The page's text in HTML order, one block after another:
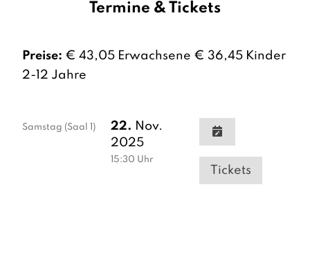
Termine & Tickets
Preise: € 43,05 Erwachsene € 36,45 Kinder
2-12 Jahre
Samstag (Saal 1) 22. Nov.
2025
15:30 Uhr
Tickets